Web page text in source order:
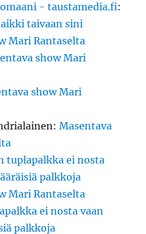
- taustamedia.fi:
taivaan sini
Mari Rantaselta
show Mari
show Mari
:Masentava
tuplapalkka ei nosta
palkkoja
Mari Rantaselta
ei nosta vaan
palkkoja